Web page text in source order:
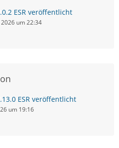
lose your address book
ESR veröffentlicht
um 22:34
ESR veröffentlicht
um 19:16